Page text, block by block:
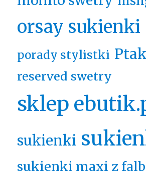
orsay sukienki
porady stylistki
reserved swetry
sklep
sukienki
sukienki maxi z